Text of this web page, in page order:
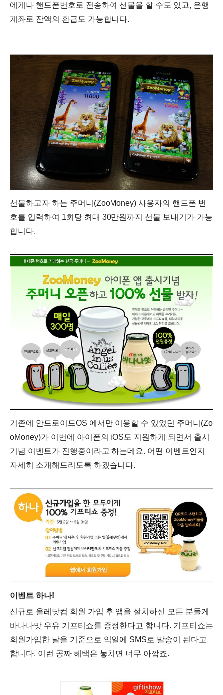
에게나 핸드폰번호로 전송하여 선물을 할 수도 있고, 은행
계좌로 잔액의 환급도 가능합니다.
선물하고자 하는 주머니(ZooMoney) 사용자의 핸드폰 번
호를 입력하여 1회당 최대 30만원까지 선물 보내기가 가능
합니다.
기존에 안드로이드OS 에서만 이용할 수 있었던 주머니(Zo
oMoney)가 이번에 아이폰의 iOS도 지원하게 되면서 출시
기념 이벤트가 진행중이라고 하는데요. 어떤 이벤트인지
자세히 소개해드리도록 하겠습니다.
이벤트 하나!
신규로 올레닷컴 회원 가입 후 앱을 설치하신 모든 분들게
바나나맛 우유 기프티쇼를 증정한다고 합니다. 기프티쇼는
회원가입한 날을 기준으로 익일에 SMS로 발송이 된다고
합니다. 이런 공짜 혜택은 놓치면 너무 아깝죠.